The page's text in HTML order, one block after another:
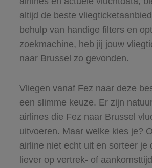
altijd de beste
behulp van handige filters en
zoekmachine, heb jij jouw
naar Brussel zo gevonden.
Vliegen vanaf Fez naar deze
een slimme keuze. Er zijn
airlines die Fez naar Brussel
uitvoeren. Maar welke kies je?
airline niet echt uit en sorteer je
liever op vertrek- of